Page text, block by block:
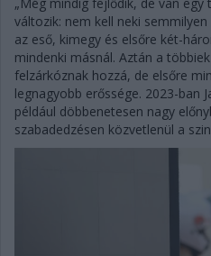
változik: nem kell neki
az eső, kimegy és elsőre két-
mindenki másnál. Aztán a
felzárkóznak hozzá, de elsőre
legnagyobb erőssége. 2023-ban
például döbbenetesen nagy
szabadedzésen közvetlenül a